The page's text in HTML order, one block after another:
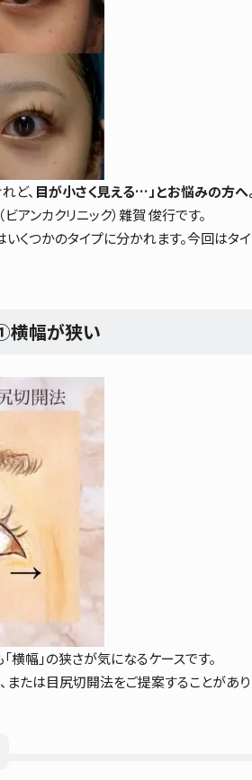
ど、 目が小さく見える…」とお悩みの方へ
アンカクリニック） 雜賀 俊行です。
いくつかのタイプに分かれます。今回はタ
横幅が狭い
幅」の狭さが気になるケースです。
または目尻切開法をご提案することがあり